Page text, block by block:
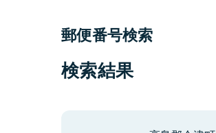
郵便番号検索
検索結果